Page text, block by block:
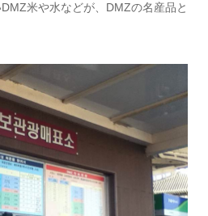
米や水などが、DMZの名産品と